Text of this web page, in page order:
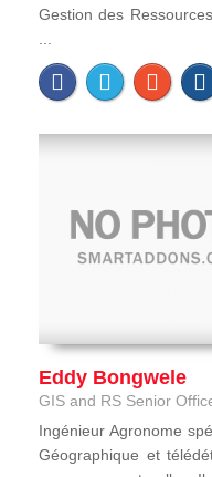
Gestion des
Eddy Bongwele
GIS and RS Senior
Ingénieur Agronome
Géographique et